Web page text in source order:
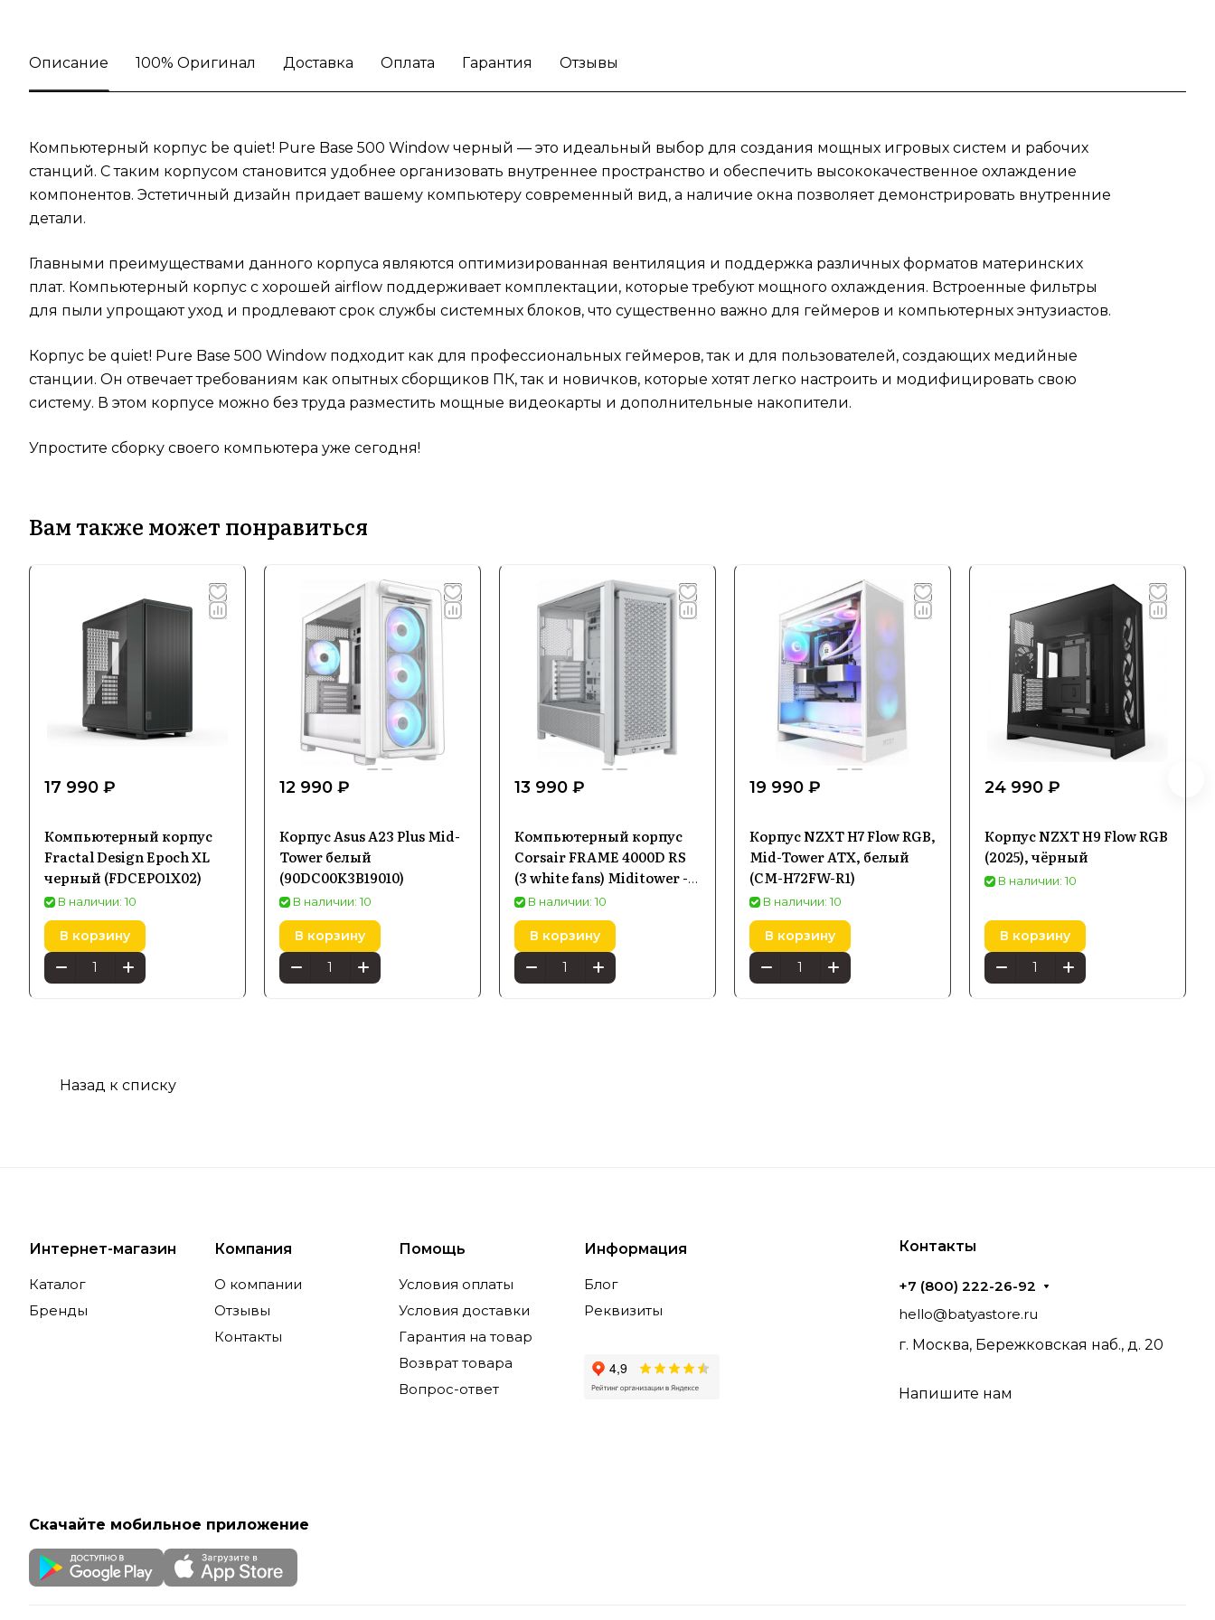
систему. В этом корпусе можно без труда
Описание 100% Оригинал Доставка Оплата Гарантия Отзывы
Компьютерный корпус be quiet! Pure Base 500 Window черный — это идеальный выбор для создания мощных игровых систем и рабочих
станций. С таким корпусом становится удобнее организовать внутреннее пространство и обеспечить высококачественное охлаждение
компонентов. Эстетичный дизайн придает вашему компьютеру современный вид, а наличие окна позволяет демонстрировать внутренние
детали.
Главными преимуществами данного корпуса являются оптимизированная вентиляция и поддержка различных форматов материнских
плат. Компьютерный корпус с хорошей airflow поддерживает комплектации, которые требуют мощного охлаждения. Встроенные фильтры
для пыли упрощают уход и продлевают срок службы системных блоков, что существенно важно для геймеров и компьютерных энтузиастов.
Корпус be quiet! Pure Base 500 Window подходит как для профессиональных геймеров, так и для пользователей, создающих медийные
станции. Он отвечает требованиям как опытных сборщиков ПК, так и новичков, которые хотят легко настроить и модифицировать свою
систему. В этом корпусе можно без труда разместить мощные видеокарты и дополнительные накопители.
Упростите сборку своего компьютера уже сегодня!
Вам также может понравиться
17 990 ₽
Компьютерный корпус
Fractal Design Epoch XL
черный (FDCEPO1X02)
В наличии: 10
В корзину
12 990 ₽
Корпус Asus A23 Plus Mid-
Tower белый
(90DC00K3B19010)
В наличии: 10
В корзину
13 990 ₽
Компьютерный корпус
Corsair FRAME 4000D RS
(3 white fans) Miditower -
Белый
В наличии: 10
В корзину
19 990 ₽
Корпус NZXT H7 Flow RGB,
Mid-Tower ATX, белый
(CM-H72FW-R1)
В наличии: 10
В корзину
24 990 ₽
Корпус NZXT H9 Flow RGB
(2025), чёрный
В наличии: 10
В корзину
Назад к списку
Интернет-магазин
Каталог
Бренды
Компания
О компании
Отзывы
Контакты
Помощь
Условия оплаты
Условия доставки
Гарантия на товар
Возврат товара
Вопрос-ответ
Информация
Блог
Реквизиты
Контакты
+7 (800) 222-26-92
hello@batyastore.ru
г. Москва, Бережковская наб., д. 20
Напишите нам
Скачайте мобильное приложение